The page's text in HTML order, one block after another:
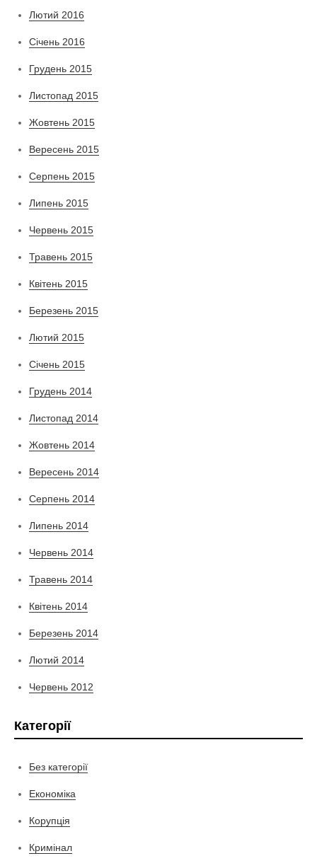
Лютий 2016
Січень 2016
Грудень 2015
Листопад 2015
Жовтень 2015
Вересень 2015
Серпень 2015
Липень 2015
Червень 2015
Травень 2015
Квітень 2015
Березень 2015
Лютий 2015
Січень 2015
Грудень 2014
Листопад 2014
Жовтень 2014
Вересень 2014
Серпень 2014
Липень 2014
Червень 2014
Травень 2014
Квітень 2014
Березень 2014
Лютий 2014
Червень 2012
Категорії
Без категорії
Економіка
Корупція
Кримінал